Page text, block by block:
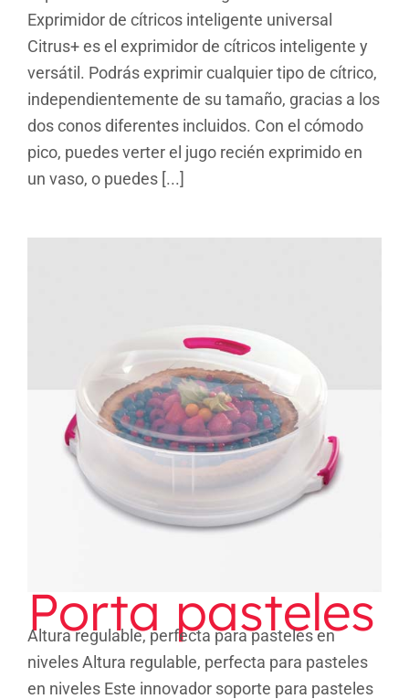
Exprimidor de cítricos inteligente universal
Citrus+ es el exprimidor de cítricos inteligente y
versátil. Podrás exprimir cualquier tipo de cítrico,
independientemente de su tamaño, gracias a los
dos conos diferentes incluidos. Con el cómodo
pico, puedes verter el jugo recién exprimido en
un vaso, o puedes [...]
Porta pasteles
Porta pasteles
Altura regulable, perfecta para pasteles en
niveles Altura regulable, perfecta para pasteles
en niveles Este innovador soporte para pasteles